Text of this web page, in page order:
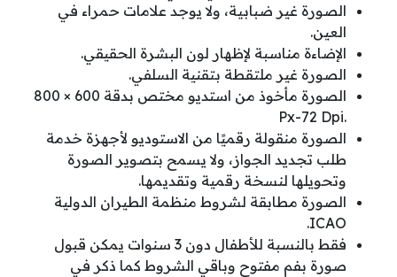
الصورة غير ضبابية، ولا يوجد علامات حمراء في
العين.
الإضاءة مناسبة لإظهار لون البشرة الحقيقي.
الصورة غير ملتقطة بتقنية السلفي.
الصورة مأخوذ من استديو مختص بدقة 800 × 600
Px-72 Dpi.
الصورة منقولة رقميًا من الاستوديو لأجهزة خدمة
طلب تجديد الجواز، ولا يسمح بتصوير الصورة
وتحويلها لنسخة رقمية وتقديمها.
الصورة مطابقة لشروط منظمة الطيران الدولية
ICAO.
فقط بالنسبة للأطفال دون 3 سنوات يمكن قبول
صورة بفم مفتوح وباقي الشروط كما ذكر في